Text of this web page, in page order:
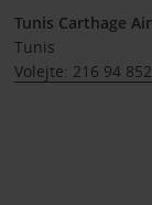
Tunis Carthage
Tunis
Volejte: 216 94